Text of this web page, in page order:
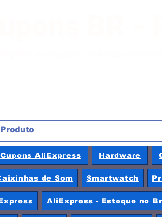
BR
Cupons AliExpress Hardware
de Som Smartwatch
AliExpress - Estoque no